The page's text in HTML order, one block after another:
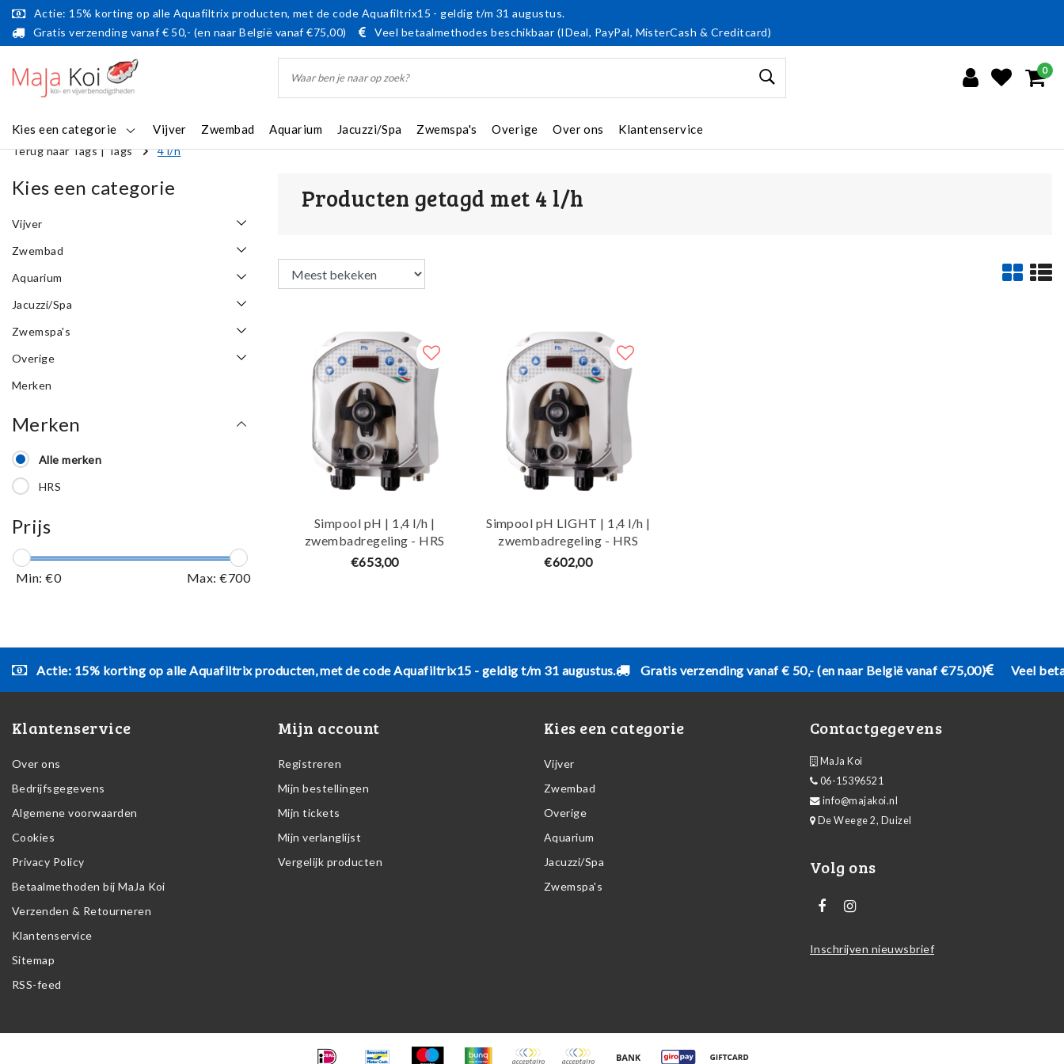
Actie: 15% korting op alle Aquafiltrix producten, met de code Aquafiltrix15 - geldig t/m 31 augustus.
Gratis verzending vanaf € 50,- (en naar België vanaf €75,00)
Veel betaalmethodes beschikbaar (IDeal, PayPal, MisterCash & Creditcard)
0
Kies een categorie Vijver Zwembad Aquarium Jacuzzi/Spa Zwemspa's Overige Over ons Klantenservice
Terug naar Tags|Tags 4 l/h
Kies een categorie
Vijver
Zwembad
Aquarium
Jacuzzi/Spa
Zwemspa's
Overige
Merken
Merken
Alle merken
HRS
Prijs
Min: €0 Max: €700
Producten getagd met 4 l/h
Simpool pH | 1,4 l/h |
zwembadregeling - HRS
€653,00
Simpool pH LIGHT | 1,4 l/h |
zwembadregeling - HRS
€602,00
Actie: 15% korting op alle Aquafiltrix producten, met de code Aquafiltrix15 - geldig t/m 31 augustus. Gratis verzending vanaf € 50,- (en naar België vanaf €75,00) Veel
Klantenservice
Over ons
Bedrijfsgegevens
Algemene voorwaarden
Cookies
Privacy Policy
Betaalmethoden bij MaJa Koi
Verzenden & Retourneren
Klantenservice
Sitemap
RSS-feed
Mijn account
Registreren
Mijn bestellingen
Mijn tickets
Mijn verlanglijst
Vergelijk producten
Kies een categorie
Vijver
Zwembad
Overige
Aquarium
Jacuzzi/Spa
Zwemspa's
Contactgegevens
MaJa Koi
06-15396521
info@majakoi.nl
De Weege 2, Duizel
Volg ons
Inschrijven nieuwsbrief